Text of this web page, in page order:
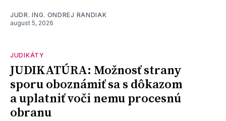
JUDR. ING. ONDREJ RANDIAK
august 5, 2026
JUDIKÁTY
JUDIKATÚRA: Možnosť strany
sporu oboznámiť sa s dôkazom
a uplatniť voči nemu procesnú
obranu